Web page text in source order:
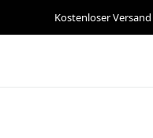
Kostenloser Versand